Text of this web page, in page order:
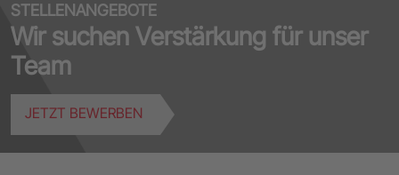
STELLENANGEBOTE
Wir suchen Verstärkung für unser
Team
JETZT BEWERBEN